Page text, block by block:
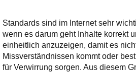
Standards sind im Internet sehr
wenn es darum geht Inhalte korrekt
einheitlich anzuzeigen, damit es
Missverständnissen kommt oder
für Verwirrung sorgen. Aus diesem
bereithält!
Wie z.B. Outlook,
GMail, Thunderbird
oder auch
KuNoMail, usw.